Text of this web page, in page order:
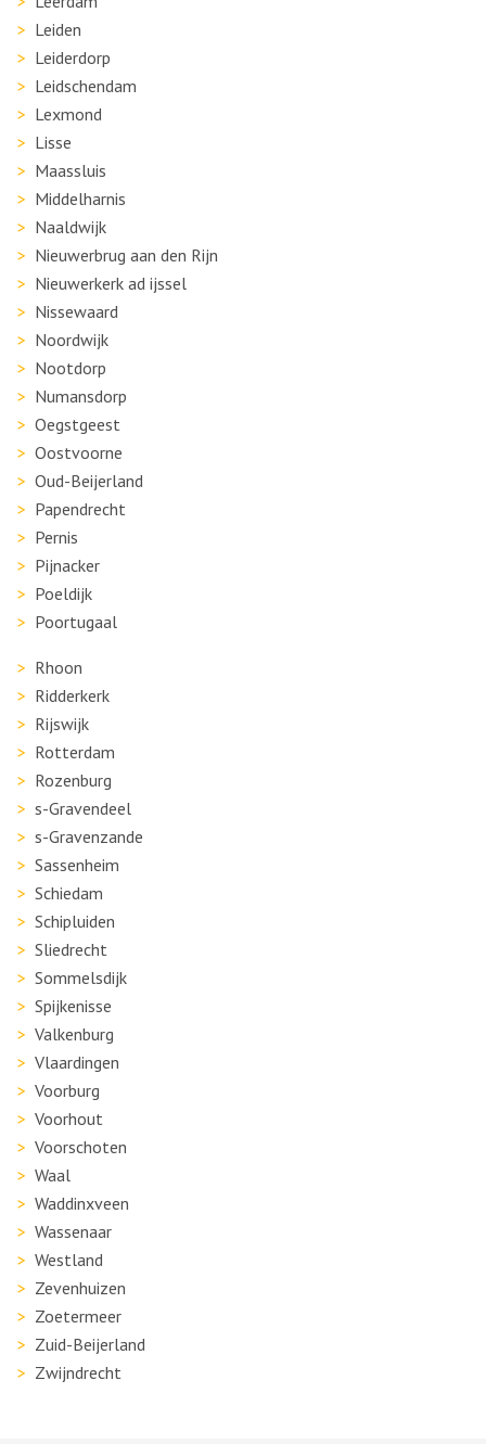
Leiden
Leiderdorp
Leidschendam
Lexmond
Lisse
Maassluis
Middelharnis
Naaldwijk
Nieuwerbrug aan den Rijn
Nieuwerkerk ad ijssel
Nissewaard
Noordwijk
Nootdorp
Numansdorp
Oegstgeest
Oostvoorne
Oud-Beijerland
Papendrecht
Pernis
Pijnacker
Poeldijk
Poortugaal
Rhoon
Ridderkerk
Rijswijk
Rotterdam
Rozenburg
s-Gravendeel
s-Gravenzande
Sassenheim
Schiedam
Schipluiden
Sliedrecht
Sommelsdijk
Spijkenisse
Valkenburg
Vlaardingen
Voorburg
Voorhout
Voorschoten
Waal
Waddinxveen
Wassenaar
Westland
Zevenhuizen
Zoetermeer
Zuid-Beijerland
Zwijndrecht